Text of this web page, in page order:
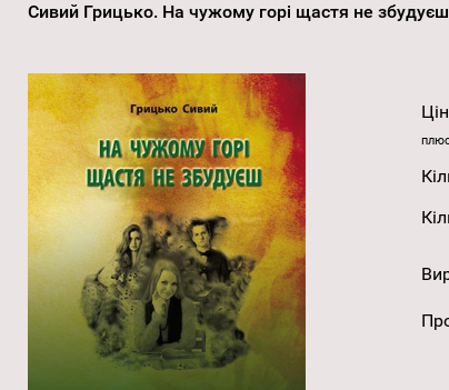
Сивий Грицько. На чужому горі щастя не збудуєш